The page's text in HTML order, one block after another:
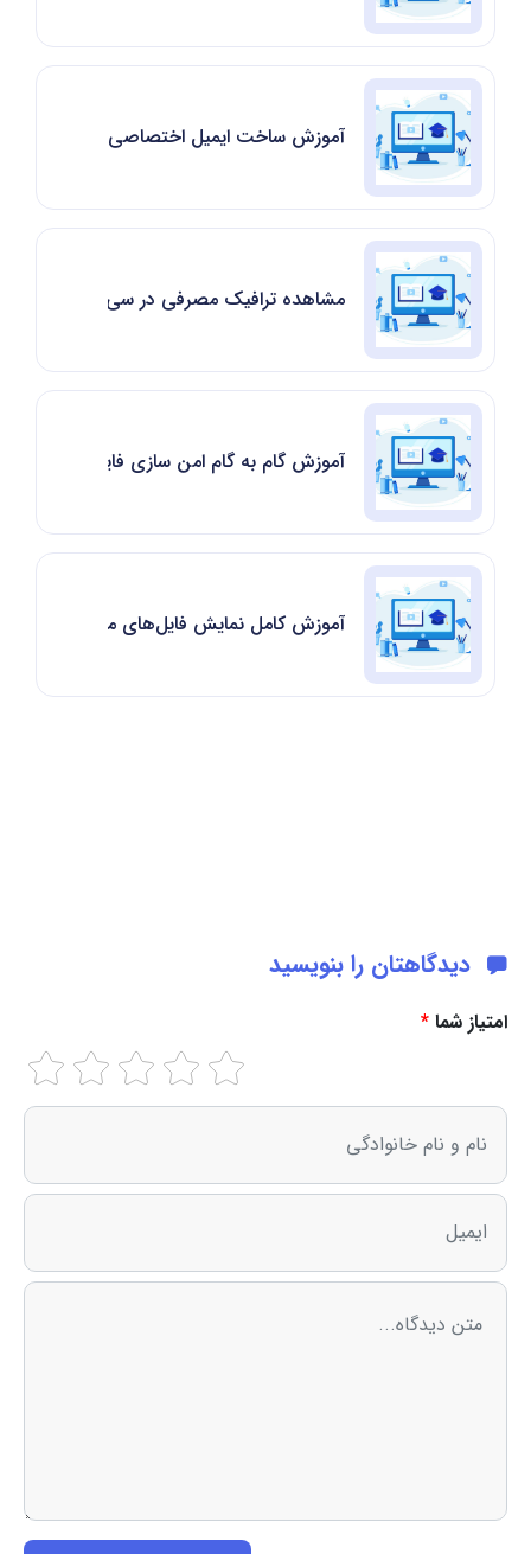
آموزش ساخت ایمیل اختصاصی در سی پنل|cpanel Webmail
مشاهده ترافیک مصرفی در سی پنل cPanel
آموزش گام به گام امن سازی فایل wp-config.php برای جلوگیری از هک
آموزش کامل نمایش فایل‌های مخفی در cPanel
دیدگاهتان را بنویسید
امتیاز شما *